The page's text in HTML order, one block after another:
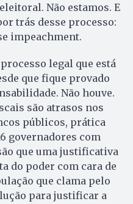
Não estamos. E
trás desse processo:
impeachment.
legal que está
que fique provado
Não houve.
são atrasos nos
públicos, prática
governadores com
que uma justificativa
do poder com cara de
que clama pelo
para justificar a